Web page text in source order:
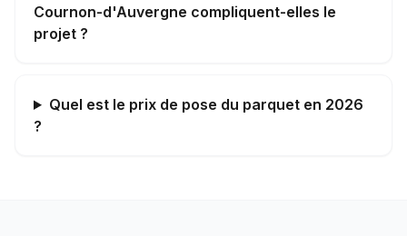
Cournon-d'Auvergne compliquent-elles le
projet ?
Quel est le prix de pose du parquet en 2026
?